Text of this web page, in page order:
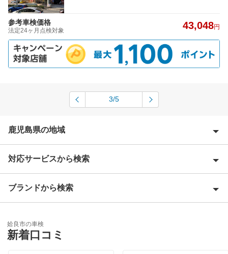
参考車検価格
法定24ヶ月点検対象 43,048円
3/5
鹿児島県の地域
姶良郡
奄美市
伊佐市
出水郡
対応サービスから検索
Award 受賞店
特典あり
ブランドから検索
「車検の速太郎」
姶良市の車検
新着口コミ